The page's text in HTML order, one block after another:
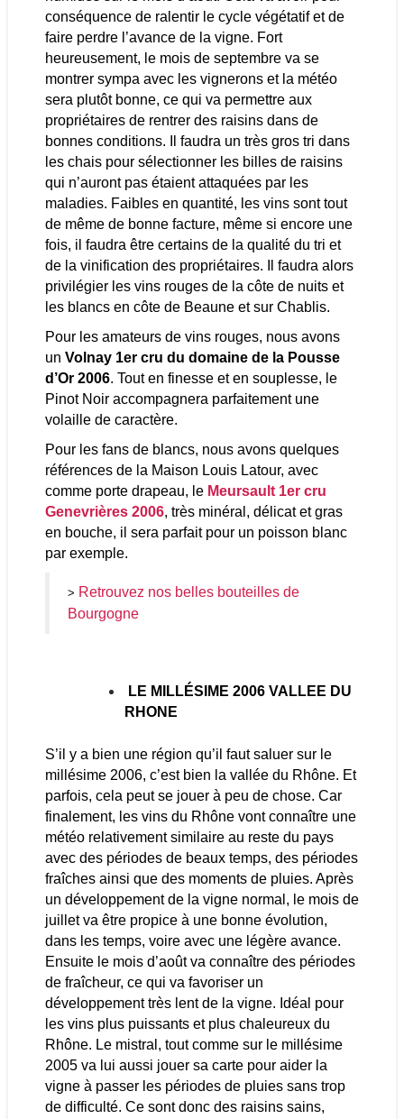
conséquence de ralentir le cycle végétatif et de
faire perdre l’avance de la vigne. Fort
heureusement, le mois de septembre va se
montrer sympa avec les vignerons et la météo
sera plutôt bonne, ce qui va permettre aux
propriétaires de rentrer des raisins dans de
bonnes conditions. Il faudra un très gros tri dans
les chais pour sélectionner les billes de raisins
qui n’auront pas étaient attaquées par les
maladies. Faibles en quantité, les vins sont tout
de même de bonne facture, même si encore une
fois, il faudra être certains de la qualité du tri et
de la vinification des propriétaires. Il faudra alors
privilégier les vins rouges de la côte de nuits et
les blancs en côte de Beaune et sur Chablis.
Pour les amateurs de vins rouges, nous avons
un Volnay 1er cru du domaine de la Pousse
d’Or 2006. Tout en finesse et en souplesse, le
Pinot Noir accompagnera parfaitement une
volaille de caractère.
Pour les fans de blancs, nous avons quelques
références de la Maison Louis Latour, avec
comme porte drapeau, le Meursault 1er cru
Genevrières 2006, très minéral, délicat et gras
en bouche, il sera parfait pour un poisson blanc
par exemple.
> Retrouvez nos belles bouteilles de
Bourgogne
LE MILLÉSIME 2006 VALLEE DU
RHONE
S’il y a bien une région qu’il faut saluer sur le
millésime 2006, c’est bien la vallée du Rhône. Et
parfois, cela peut se jouer à peu de chose. Car
finalement, les vins du Rhône vont connaître une
météo relativement similaire au reste du pays
avec des périodes de beaux temps, des périodes
fraîches ainsi que des moments de pluies. Après
un développement de la vigne normal, le mois de
juillet va être propice à une bonne évolution,
dans les temps, voire avec une légère avance.
Ensuite le mois d’août va connaître des périodes
de fraîcheur, ce qui va favoriser un
développement très lent de la vigne. Idéal pour
les vins plus puissants et plus chaleureux du
Rhône. Le mistral, tout comme sur le millésime
2005 va lui aussi jouer sa carte pour aider la
vigne à passer les périodes de pluies sans trop
de difficulté. Ce sont donc des raisins sains,